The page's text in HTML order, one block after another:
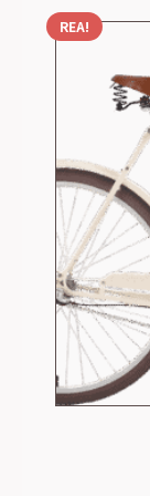
REA!